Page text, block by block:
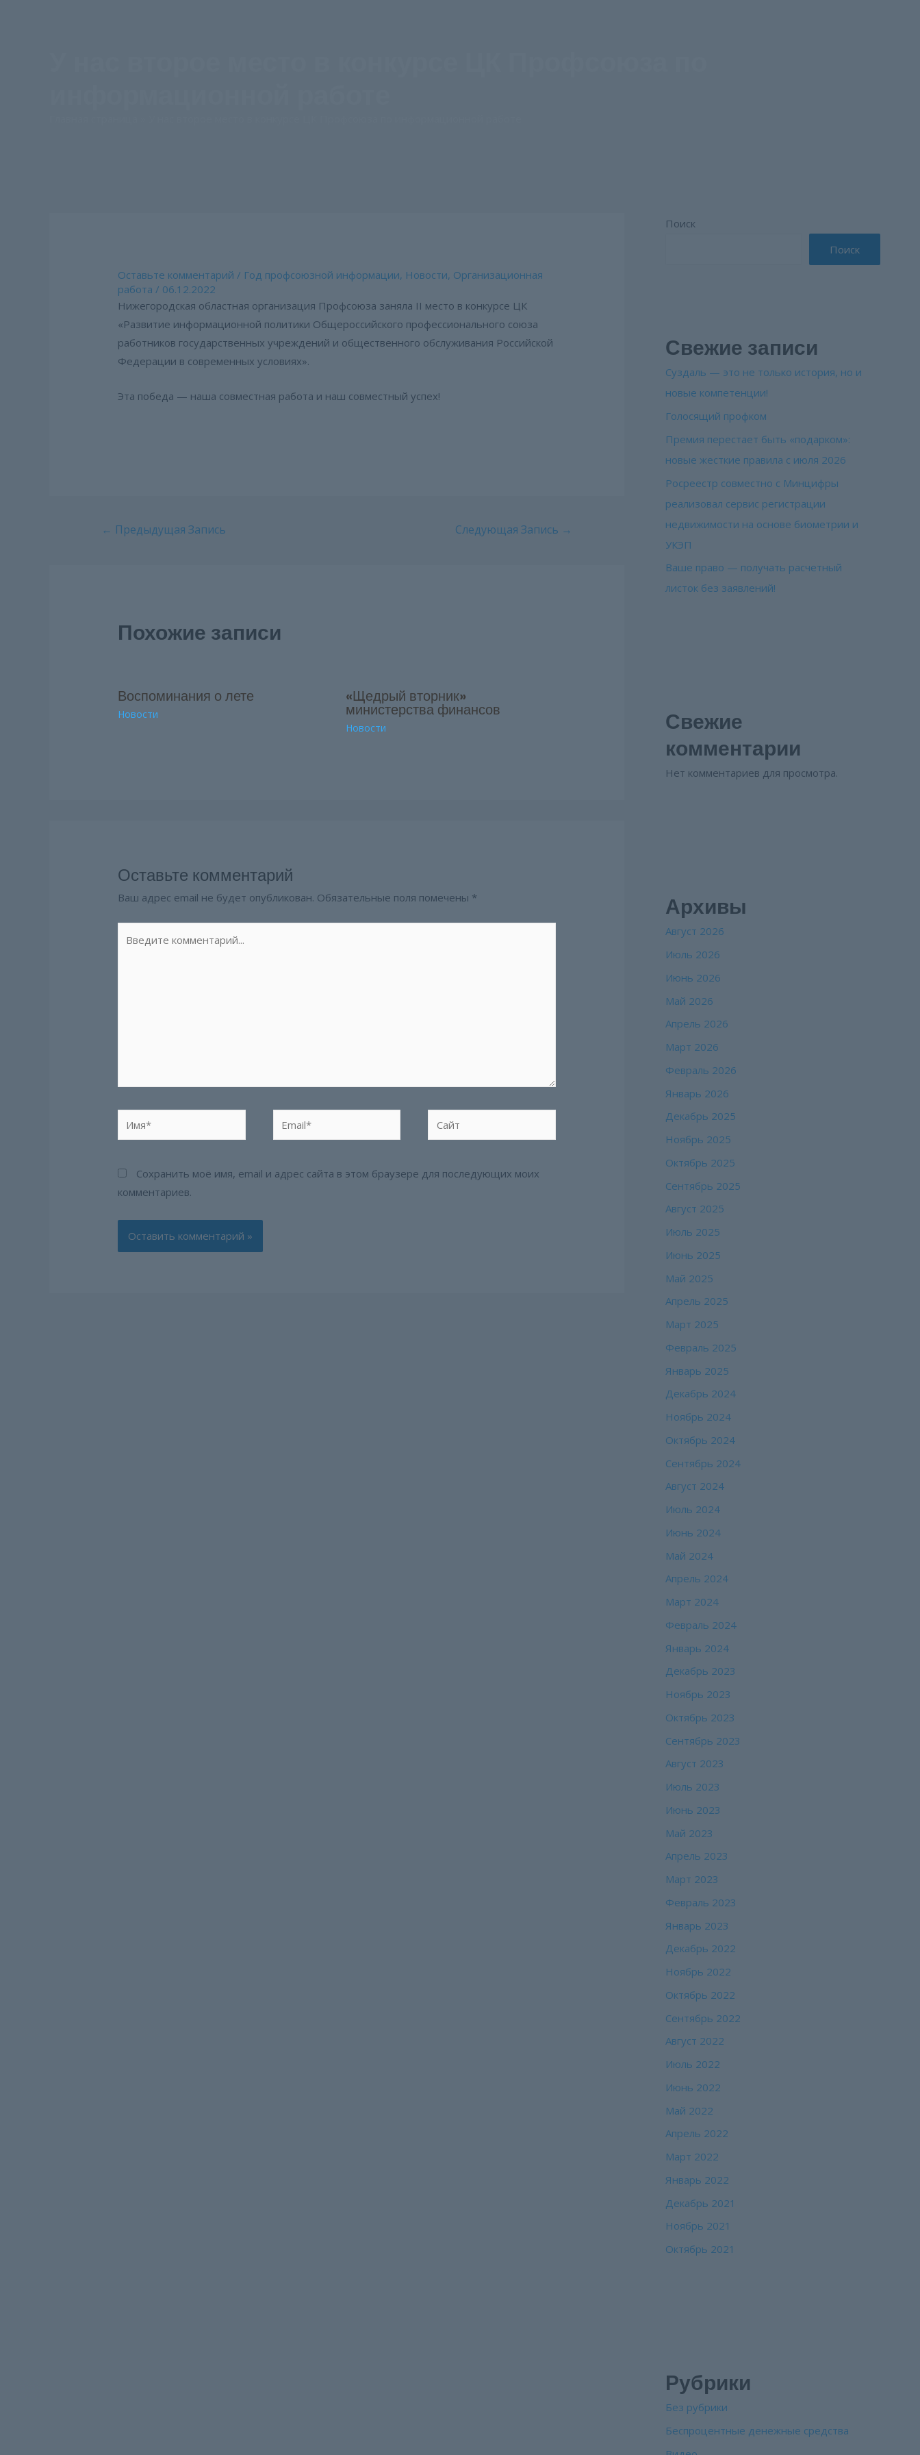
Оставьте комментарий / Год профсоюзной информации, Новости, Организационная
работа / 06.12.2022
Нижегородская областная организация Профсоюза заняла II место в конкурсе ЦК
«Развитие информационной политики Общероссийского профессионального союза
работников государственных учреждений и общественного обслуживания Российской
Федерации в современных условиях».
Эта победа — наша совместная работа и наш совместный успех!
Навигация
← Предыдущая Запись Следующая Запись →
Похожие записи
Воспоминания о лете
Новости
«Щедрый вторник»
министерства финансов
Новости
Оставьте комментарий
Ваш адрес email не будет опубликован. Обязательные поля помечены *
комментарий...
Сохранить моё имя, email и адрес сайта в этом браузере для последующих моих
комментариев.
Поиск
Поиск
Свежие записи
Суздаль — это не только история, но и
новые компетенции!
Голосящий профком
Премия перестает быть «подарком»:
новые жесткие правила с июля 2026
Росреестр совместно с Минцифры
реализовал сервис регистрации
недвижимости на основе биометрии и
УКЭП
Ваше право — получать расчетный
листок без заявлений!
Свежие
комментарии
Нет комментариев для просмотра.
Архивы
Август 2026
Июль 2026
Июнь 2026
Май 2026
Апрель 2026
Март 2026
Февраль 2026
Январь 2026
Декабрь 2025
Ноябрь 2025
Октябрь 2025
Сентябрь 2025
Август 2025
Июль 2025
Июнь 2025
Май 2025
Апрель 2025
Март 2025
Февраль 2025
Январь 2025
Декабрь 2024
Ноябрь 2024
Октябрь 2024
Сентябрь 2024
Август 2024
Июль 2024
Июнь 2024
Май 2024
Апрель 2024
Март 2024
Февраль 2024
Январь 2024
Декабрь 2023
Ноябрь 2023
Октябрь 2023
Сентябрь 2023
Август 2023
Июль 2023
Июнь 2023
Май 2023
Апрель 2023
Март 2023
Февраль 2023
Январь 2023
Декабрь 2022
Ноябрь 2022
Октябрь 2022
Сентябрь 2022
Август 2022
Июль 2022
Июнь 2022
Май 2022
Апрель 2022
Март 2022
Январь 2022
Декабрь 2021
Ноябрь 2021
Октябрь 2021
Рубрики
Без рубрики
Беспроцентные денежные средства